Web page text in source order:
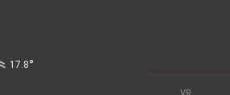
17.8°